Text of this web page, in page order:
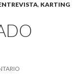
, KARTING